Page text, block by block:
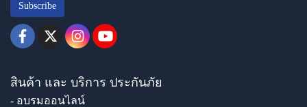
Subscribe
สินค้า และ บริการ ประกันภัย
- อบรมออนไลน์